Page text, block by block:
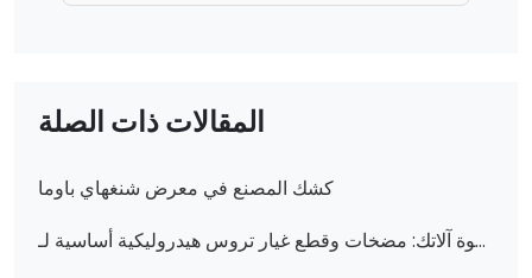
المقالات ذات الصلة
كشك المصنع في معرض شنغهاي باوما
عزز قوة آلاتك: مضخات وقطع غيار تروس هيدروليكية أساسية لـ XGMA و Komatsu والمزيد من اللوادر والجرافات-اعثر على قطع غيار موثوقة في هيدروليكي من تشانجزهي